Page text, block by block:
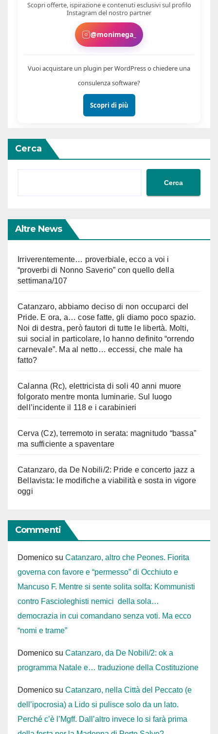
Cerca
Cerca
Altre News
Irriverentemente… proverbiale, ecco a voi i
“proverbi di Nonno Saverio” con quello della
settimana/107
Catanzaro, abbiamo deciso di non occuparci del
Pride. E ora, a… cose fatte, gli diamo poco spazio.
Noi di destra, però fautori di tutte le libertà. Molti,
sui social in particolare, lo hanno definito “orrendo
carnevale”. Ma al netto… eccessi, che male ha
fatto?
Calanna (Rc), elettricista di soli 40 anni muore
folgorato mentre monta luminarie. Sul luogo
dell’incidente il 118 e i carabinieri
Cerva (Cz), terremoto in serata: magnitudo “bassa”
ma sufficiente a spaventare
Catanzaro, da De Nobili/2: Pride e concerto jazz a
Bellavista: le modifiche a viabilità e sosta in vigore
oggi
Commenti
Domenico su Catanzaro, altro che Peones. Fiorita
governa con favore e “permesso” di Occhiuto e
Mancuso F. Mentre si sente solita solfa: Kommunisti
contro Fascioleghisti nemici della sola…
democrazia in cui comandano senza voti. Ma ecco
“nomi e trame”
Domenico su Catanzaro, da De Nobili/2: ok a
programma Natale e… traduzione della Costituzione
Domenico su Catanzaro, nella Città del Peccato (e
dell’ipocrosia) a Lido si pulisce solo da un lato.
Perché c’è l’Mgff. Dall’altro invece lo si farà prima
Scopri offerte, ispirazione e contenuti esclusivi sul profilo
Instagram del nostro partner
@monimega_
Vuoi acquistare un plugin per WordPress o chiedere una
consulenza software?
Scopri di più